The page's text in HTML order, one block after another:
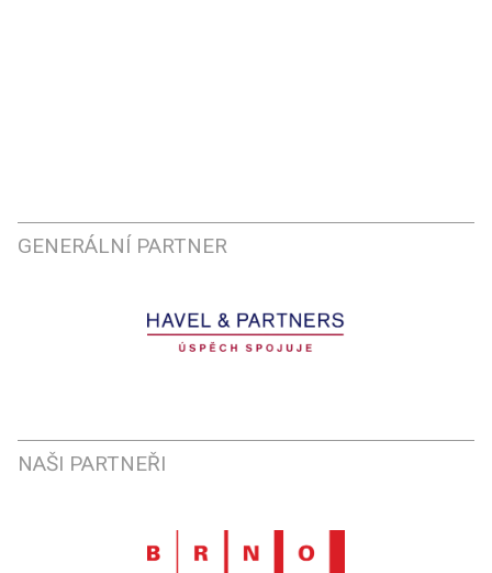
GENERÁLNÍ PARTNER
NAŠI PARTNEŘI